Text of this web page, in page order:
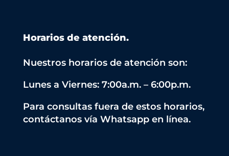
Horarios de atención.
Nuestros horarios de atención son:
Lunes a Viernes: 7:00a.m. – 6:00p.m.
Para consultas fuera de estos horarios,
contáctanos vía Whatsapp en línea.